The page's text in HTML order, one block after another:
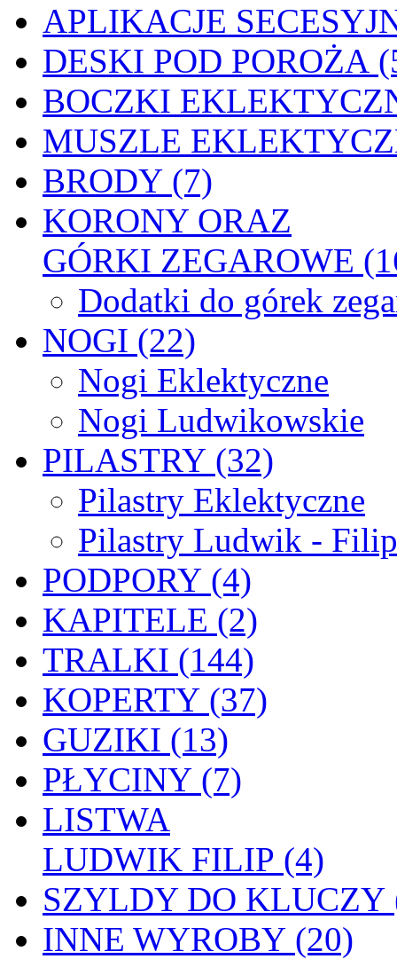
APLIKACJE
DESKI POD POROŻA
BOCZKI
MUSZLE
BRODY (7)
KORONY ORAZ
GÓRKI ZEGAROWE
Dodatki do górek
NOGI (22)
Nogi Eklektyczne
Nogi Ludwikowskie
PILASTRY (32)
Pilastry Eklektyczne
Pilastry Ludwik - Filip
PODPORY (4)
KAPITELE (2)
TRALKI (144)
KOPERTY (37)
GUZIKI (13)
PŁYCINY (7)
LISTWA
LUDWIK FILIP (4)
SZYLDY DO KLUCZY
INNE WYROBY (20)